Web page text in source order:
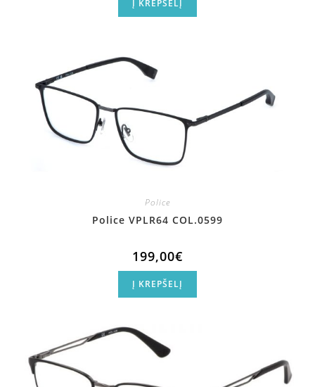
Į KREPŠELĮ
Police
Police VPLR64 COL.0599
199,00€
Į KREPŠELĮ